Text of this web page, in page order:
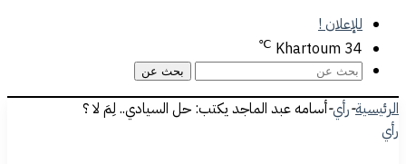
للإعلان !
Khartoum 34
℃
بحث عن
الرئيسية-رأي-أسامه عبد الماجد يكتب: حل السيادي.. لِمَ لا ؟
رأي